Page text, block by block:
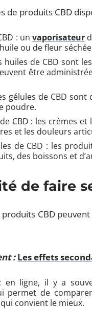
de produits CBD
: un vaporisateur
ou de fleur
huiles de CBD sont
être
gélules de CBD
poudre.
CBD : les crèmes
et les douleurs
de CBD : les
des boissons et
de faire
produits CBD
: Les effets
en ligne, il y a
permet de
convient le mieux.